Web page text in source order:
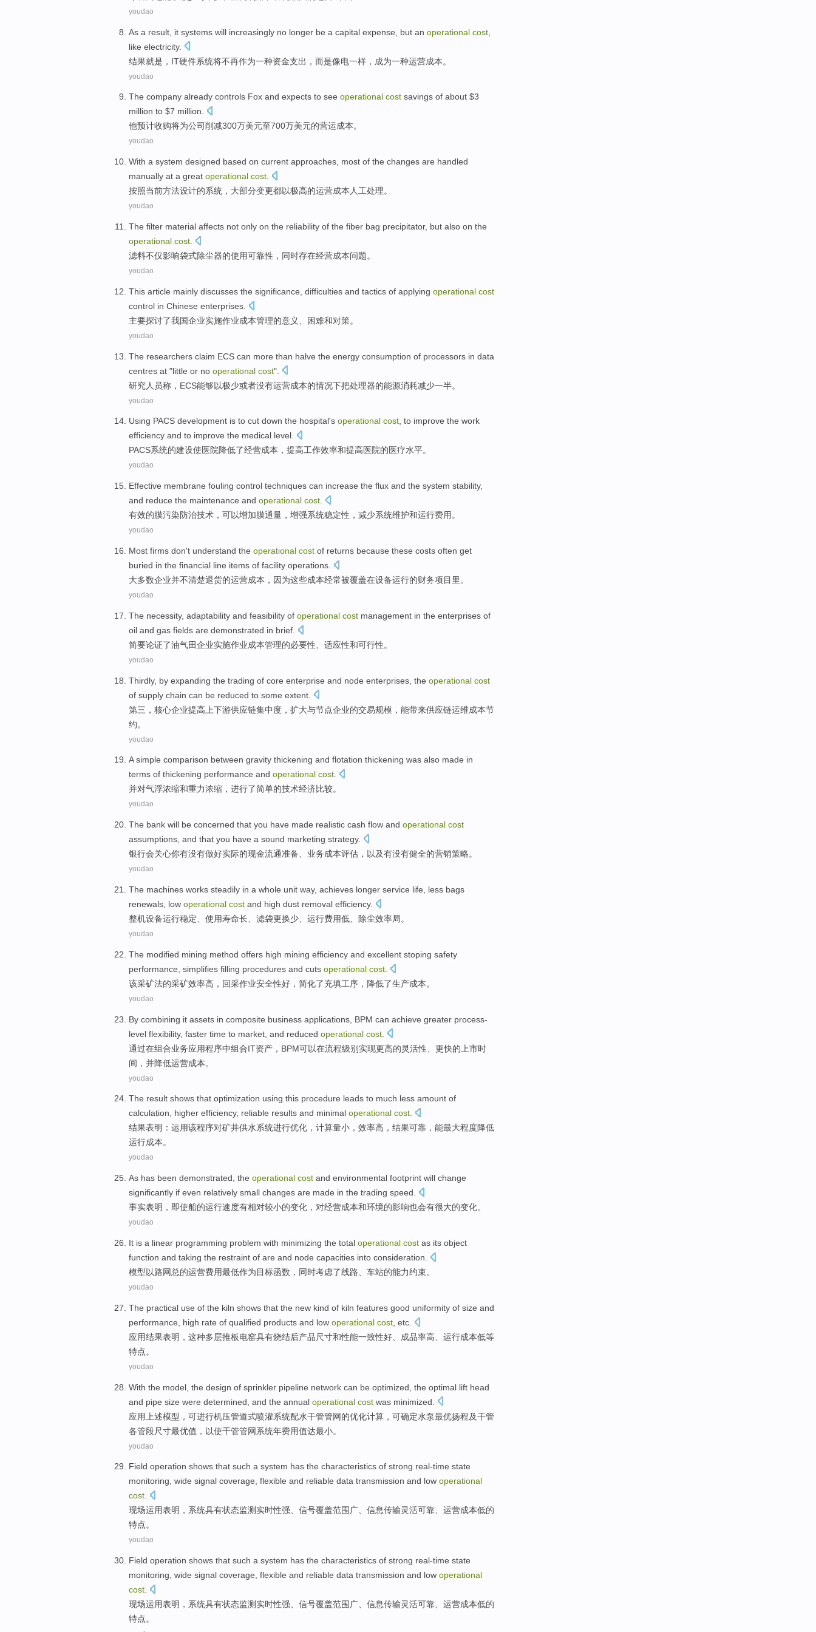
youdao
As a result it systems will increasingly no longer be a capital expense but an operational cost
like electricity.
结果就是 ， IT硬件系统将不再作为一种资金支出 ， 而是像电一样，成为一种运营成本。
youdao
The company already controls Fox and expects to see operational cost savings of about $3
million to $7 million.
他预计收购将为公司削减300万美元至700万美元的营运成本。
youdao
With a system designed based on current approaches most of the changes are handled
manually at a great operational cost
按照当前方法设计的系统 ， 大部分变更都以极高的运营成本 人工处理。
youdao
The filter material affects not only on the reliability of the fiber bag precipitator, but also on the
operational cost
滤料不仅影响袋式除尘器的使用可靠性 ， 同时存在经营成本问题。
youdao
This article mainly discusses the significance difficulties and tactics of applying operational cost
control in Chinese enterprises
主要探讨了我国企业实施作业成本管理的意义 困难和对策。
youdao
The researchers claim ECS can more than halve the energy consumption of processors in data
centres at "little or no operational cost".
研究人员称 ， ECS能够以极少或者没有运营成本的情况下把处理器的能源消耗减少一半。
youdao
Using PACS development is to cut down the hospital's operational cost, to improve the work
efficiency and to improve the medical level.
PACS系统的建设使医院降低了经营成本 ， 提高工作效率和提高医院的医疗水平。
youdao
Effective membrane fouling control techniques can increase the flux and the system stability,
and reduce the maintenance and operational cost
有效的膜污染防治技术 ， 可以增加膜通量 ，增强系统稳定性 ， 减少系统维护和运行费用 。
youdao
Most firms don't understand the operational cost of returns because these costs often get
buried in the financial line items of facility operations
大多数企业并不清楚退货的运营成本 ， 因为这些成本经常被覆盖在设备运行的财务项目 里。
youdao
The necessity, adaptability and feasibility of operational cost management in the enterprises of
oil and gas fields are demonstrated in brief
简要论证了油气田企业实施作业成本管理的必要性 适应性和可行性。
youdao
Thirdly, by expanding the trading of core enterprise and node enterprises the operational cost
of supply chain can be reduced to some extent.
第三 ， 核心企业提高上下游供应链集中度， 扩大与节点企业的交易规模， 能带来供应链运维成本节
约。
youdao
Asimple comparison between gravity thickening and flotation thickening was also made in
terms of thickening performance and operational cost.
并对气浮浓缩和重力浓缩， 进行了简单的技术经济比较。
youdao
The bank will be concerned that you have made realistic cash flow and operational cost
assumptions and that you have a sound marketing strategy.
银行会关心你有没有做好实际的现金流通准备、 业务成本评估 ， 以及有没有健全的营销策略。
youdao
The machines works steadily in a whole unit way, achieves longer service life less bags
renewals low operational cost and high dust removal efficiency.
整机设备运行稳定 使用寿命长 、滤袋更换少 运行费用低 除尘效率局。
youdao
The modified mining method offers high mining efficiency and excellent stoping safety
performance simplifies filling procedures and cuts operational cost
该采矿法的采矿效率高 ， 回采作业安全性好， 简化了充填工序 ， 降低了生产成本。
youdao
By combining it assets in composite business applications BPM can achieve greater process-
level flexibility, faster time to market and reduced operational cost
通过在组合业务应用程序中组合IT资产 ， BPM可以在流程级别实现更高的灵活性、 更快的 上市时
间 ， 并降低运营成本。
youdao
The result shows that optimization using this procedure leads to much less amount of
calculation, higher efficiency, reliable results and minimal operational cost.
结果表明 ： 运用该程序对矿井供水系统进行优化 ， 计算量小 ， 效率高 ， 结果可靠 ，能最大程度降低
运行成本。
youdao
As has been demonstrated , the operational cost and environmental footprint will change
significantly if even relatively small changes are made in the trading speed
事实表明 ， 即使船的运行速度有相对较小的变化 ， 对经营成本和环境的影响也会有很大的变化。
youdao
It is a linear programming problem with minimizing the total operational cost as its object
function and taking the restraint of are and node capacities into consideration
模型以路网总的运营费用最低作为目标函数 ， 同时考虑了线路、 车站的能力约束。
youdao
The practical use of the kiln shows that the new kind of kiln features good uniformity of size and
performance
high rate of qualified products and low operational cost etc
应用结果表明 ， 这种多层推板电窑具有烧结后产品尺寸和性能一致性好 、成品率高 运行成本低等
特点。
youdao
With the model , the design of sprinkler pipeline network can be optimized , the optimal lift head
and pipe size were determined , and the annual operational cost was minimized
应用 上述模型 ， 可进行机压管道式喷灌系统配水干管管网的优化计算，可确定水泵最优扬程及干管
各管段尺寸最优值，以使干管管网系统年费用值达最小。
youdao
Field operation shows that such a system has the characteristics of strong real-time state
monitoring, wide signal coverage, flexible and reliable data transmission and low operational
cost.
现场运用表明 ， 系统具有状态监测 实时性强、 信号覆盖范围广、 信息传输灵活可靠、 运营成本低的
特点。
youdao
Field operation shows that such a system has the characteristics of strong real-time state
monitoring , wide signal coverage flexible and reliable data transmission and low operational
cost
现场运用表明 ， 系统具有状态监测 实时性强 信号覆盖范围广 信息传输灵活可靠 运营成本低的
特点。